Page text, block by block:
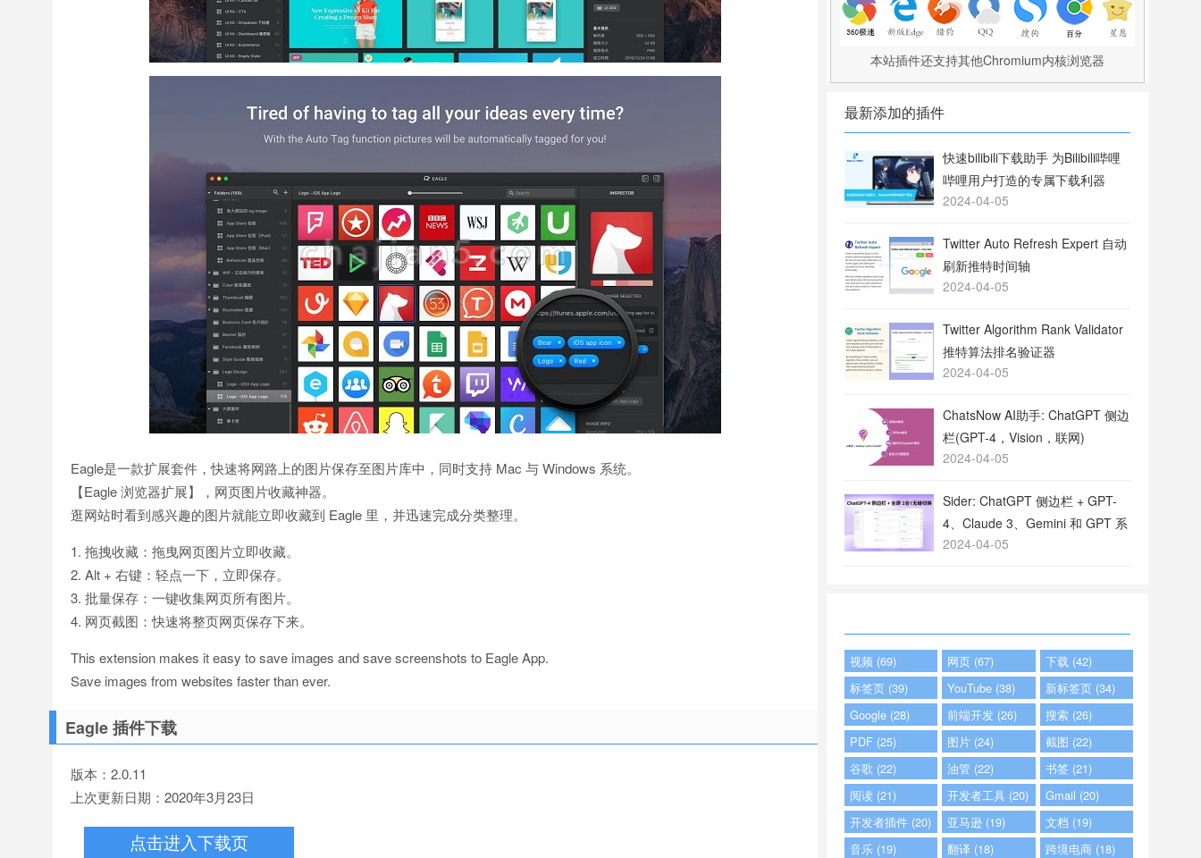
Eagle是一款扩展套件，快速将网路上的图片保存至图片库中，同时支持 Mac 与 Windows 系统。
【Eagle 浏览器扩展】，网页图片收藏神器。
逛网站时看到感兴趣的图片就能立即收藏到 Eagle 里，并迅速完成分类整理。
1. 拖拽收藏：拖曳网页图片立即收藏。
2. Alt + 右键：轻点一下，立即保存。
3. 批量保存：一键收集网页所有图片。
4. 网页截图：快速将整页网页保存下来。
This extension makes it easy to save images and save screenshots to Eagle App.
Save images from websites faster than ever.
Eagle 插件下载
版本：2.0.11
上次更新日期：2020年3月23日
点击进入下载页
本站插件还支持其他Chromium内核浏览器
最新添加的插件
快速bilibili下载助手 为Bilibili哔哩
哔哩用户打造的专属下载利器
2024-04-05
Twitter Auto Refresh Expert 自动
刷新推特时间轴
2024-04-05
Twitter Algorithm Rank Validator
推特算法排名验证器
2024-04-05
ChatsNow AI助手: ChatGPT 侧边
栏(GPT-4，Vision，联网)
2024-04-05
Sider: ChatGPT 侧边栏 + GPT-
4、Claude 3、Gemini 和 GPT 系
列
2024-04-05
视频 (69) 网页 (67)
下载 (42)
标签页 (39)
YouTube (38)
新标签页 (34)
Google (28)
前端开发 (26)
搜索 (26)
PDF (25)
图片 (24)
截图 (22)
谷歌 (22)
油管 (22)
书签 (21)
阅读 (21)
开发者工具 (20)
Gmail (20)
开发者插件 (20)
亚马逊 (19)
文档 (19)
音乐 (19)
翻译 (18)
跨境电商 (18)